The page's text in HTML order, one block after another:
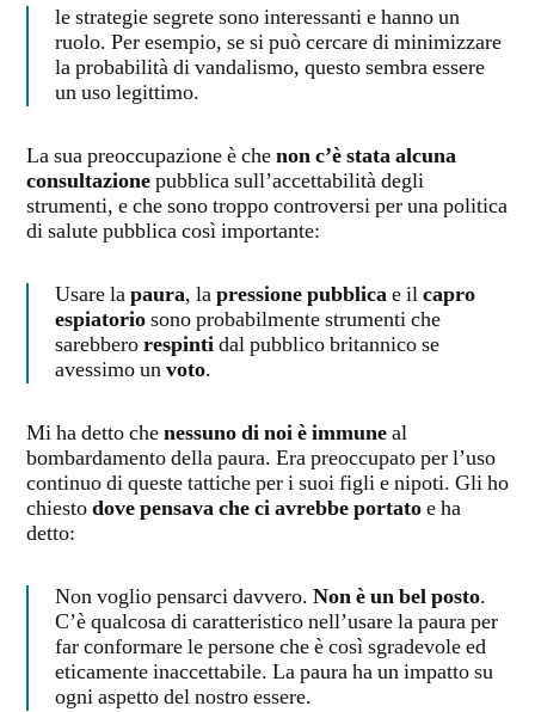
le strategie segrete sono interessanti e hanno un
ruolo. Per esempio, se si può cercare di minimizzare
la probabilità di vandalismo, questo sembra essere
un uso legittimo.
La sua preoccupazione è chenon c’è stata alcuna
consultazionepubblica sull’accettabilità degli
strumenti, e che sono troppo controversi per una politica
di salute pubblica così importante:
Usare lapaura, lapressione pubblicae ilcapro
espiatoriosono probabilmente strumenti che
sarebberorespintidal pubblico britannico se
avessimo unvoto.
Mi ha detto chenessuno di noi è immuneal
bombardamento della paura. Era preoccupato per l’uso
continuo di queste tattiche per i suoi figli e nipoti. Gli ho
chiestodove pensava che ci avrebbe portatoe ha
detto:
Non voglio pensarci davvero. Non è un bel posto.
C’è qualcosa di caratteristico nell’usare la paura per
far conformare le persone che è così sgradevole ed
eticamente inaccettabile. La paura ha un impatto su
ogni aspetto del nostro essere.